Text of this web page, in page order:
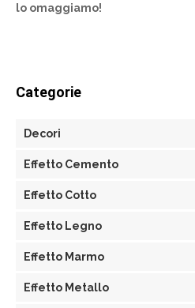
lo omaggiamo!
Categorie
Decori
Effetto Cemento
Effetto Cotto
Effetto Legno
Effetto Marmo
Effetto Metallo